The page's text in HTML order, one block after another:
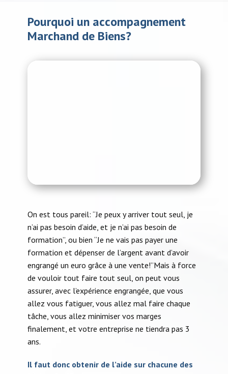
Pourquoi un accompagnement
Marchand de Biens?
On est tous pareil: “Je peux y arriver tout seul, je
n’ai pas besoin d’aide, et je n’ai pas besoin de
formation”, ou bien “Je ne vais pas payer une
formation et dépenser de l’argent avant d’avoir
engrangé un euro grâce à une vente!”Mais à force
de vouloir tout faire tout seul, on peut vous
assurer, avec l’expérience engrangée, que vous
allez vous fatiguer, vous allez mal faire chaque
tâche, vous allez minimiser vos marges
finalement, et votre entreprise ne tiendra pas 3
ans.
Il faut donc obtenir de l’aide sur chacune des